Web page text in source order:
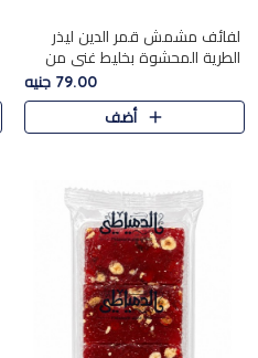
لفائف مشمش قمر الدين ليذر
الطرية المحشوة بخليط غني من
جوز الهند الأبيض والمكسرات
الفاخرة، يقدم المذاق الحلو
الطبيعي لقمر الدين و تجمع بين
79.00 جنيه
أضف